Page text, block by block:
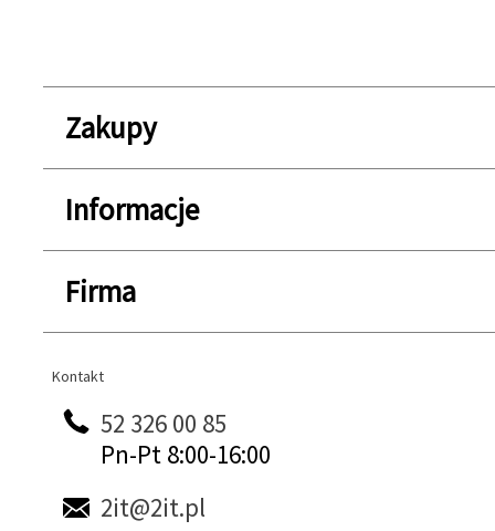
Zakupy
Informacje
Firma
Kontakt
Kontakt
52 326 00 85
Pn-Pt 8:00-16:00
2it@2it.pl